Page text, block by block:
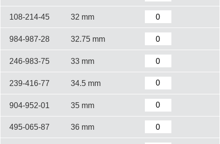
108-214-45 32 mm
984-987-28 32.75 mm
246-983-75 33 mm
239-416-77 34.5 mm
904-952-01 35 mm
495-065-87 36 mm